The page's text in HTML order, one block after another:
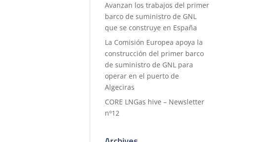
Avanzan los trabajos del primer
barco de suministro de GNL
que se construye en España
La Comisión Europea apoya la
construcción del primer barco
de suministro de GNL para
operar en el puerto de
Algeciras
CORE LNGas hive – Newsletter
nº12